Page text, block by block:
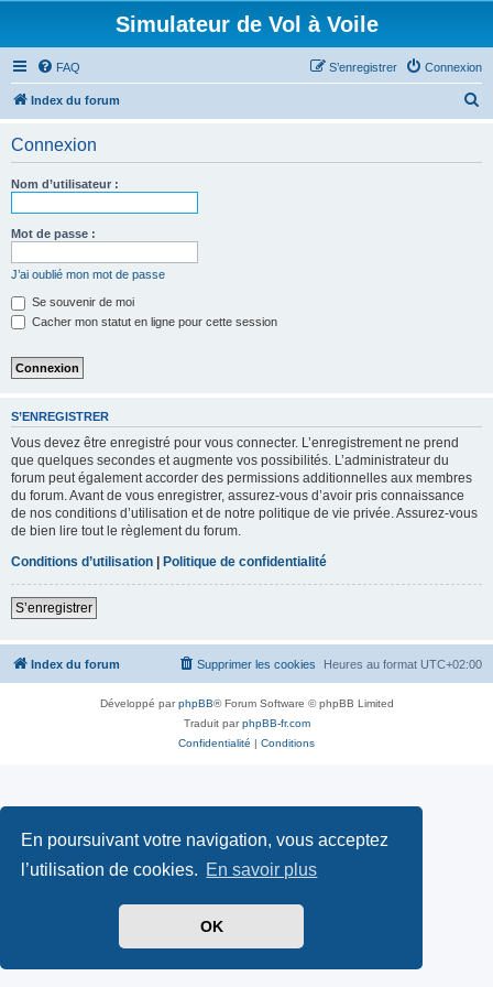
En poursuivant votre navigation, vous acceptez
l’utilisation de cookies. En savoir plus
OK
Simulateur de Vol à Voile
FAQ Connexion
S’enregistrer
Index du forum
Connexion
Nom d’utilisateur :
Mot de passe :
J’ai oublié mon mot de passe
Se souvenir de moi
Cacher mon statut en ligne pour cette session
S’ENREGISTRER
Vous devez être enregistré pour vous connecter. L’enregistrement ne prend
que quelques secondes et augmente vos possibilités. L’administrateur du
forum peut également accorder des permissions additionnelles aux membres
du forum. Avant de vous enregistrer, assurez-vous d’avoir pris connaissance
de nos conditions d’utilisation et de notre politique de vie privée. Assurez-vous
de bien lire tout le règlement du forum.
Conditions d’utilisation | Politique de confidentialité
S’enregistrer
Index du forum Heures au format UTC+02:00
Supprimer les cookies
Développé parphpBB® Forum Software © phpBB Limited
Traduit parphpBB-fr.com
Confidentialité | Conditions